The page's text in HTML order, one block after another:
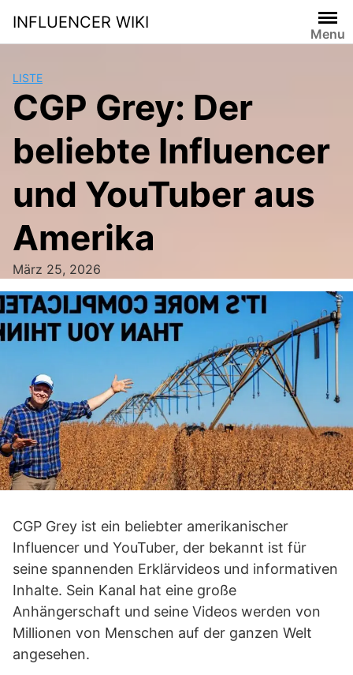
content
INFLUENCER WIKI
Menu
LISTE
CGP Grey: Der
beliebte Influencer
und YouTuber aus
Amerika
März 25, 2026
CGP Grey ist ein beliebter amerikanischer
Influencer und YouTuber, der bekannt ist für
seine spannenden Erklärvideos und informativen
Inhalte. Sein Kanal hat eine große
Anhängerschaft und seine Videos werden von
Millionen von Menschen auf der ganzen Welt
angesehen.